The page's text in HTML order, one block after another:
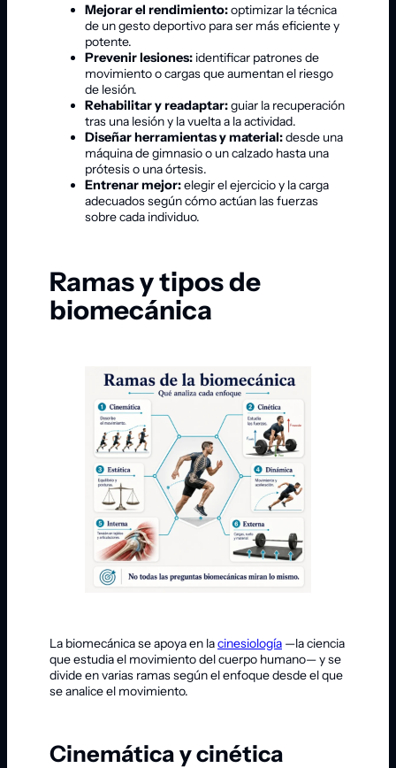
Mejorar el rendimiento:optimizar la técnica
de un gesto deportivo para ser más eficiente y
potente.
Prevenir lesiones: identificar patrones de
movimiento o cargas que aumentan el riesgo
de lesión.
Rehabilitar y readaptar:guiar la recuperación
tras una lesión y la vuelta a la actividad.
Diseñar herramientas y material:desde una
máquina de gimnasio o un calzado hasta una
prótesis o una órtesis.
Entrenar mejor:elegir el ejercicio y la carga
adecuados según cómo actúan las fuerzas
sobre cada individuo.
Ramas y tipos de
biomecánica
La biomecánica se apoya en lacinesiología —la ciencia
que estudia el movimiento del cuerpo humano— y se
divide en varias ramas según el enfoque desde el que
se analice el movimiento.
Cinemática y cinética